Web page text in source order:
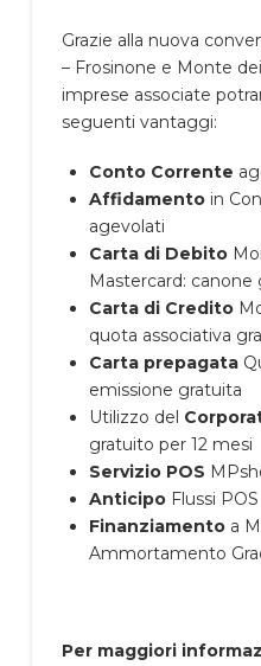
Grazie alla nuova
– Frosinone e Monte
imprese associate
seguenti vantaggi:
Conto Corrente
Affidamento in
agevolati
Carta di Debito
Mastercard:
Carta di Credito
quota associativa
Carta prepagata
emissione gratuita
Utilizzo del
gratuito per 12 mesi
Servizio POS
Anticipo Flussi POS
Finanziamento a
Ammortamento
Per maggiori